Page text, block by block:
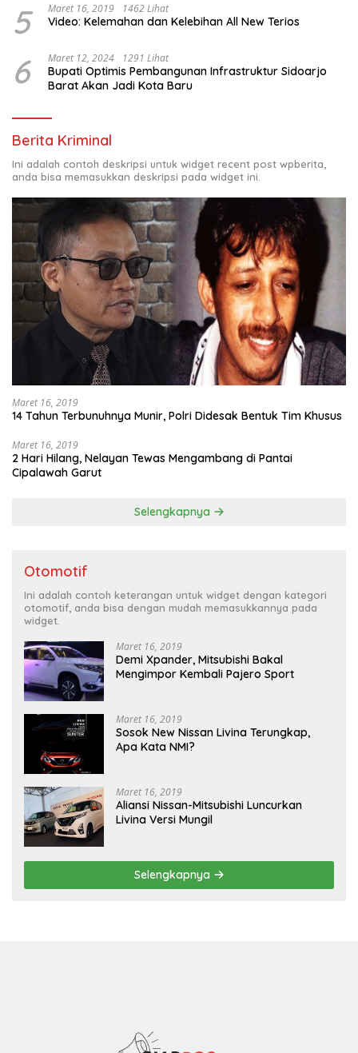
KELUAR KOTA
5 Maret 16, 2019 1462 Lihat
Video: Kelemahan dan Kelebihan All New Terios
6 Maret 12, 2024 1291 Lihat
Bupati Optimis Pembangunan Infrastruktur Sidoarjo
Barat Akan Jadi Kota Baru
Berita Kriminal
Ini adalah contoh deskripsi untuk widget recent post wpberita,
anda bisa memasukkan deskripsi pada widget ini.
Maret 16, 2019
14 Tahun Terbunuhnya Munir, Polri Didesak Bentuk Tim Khusus
Maret 16, 2019
2 Hari Hilang, Nelayan Tewas Mengambang di Pantai
Cipalawah Garut
Selengkapnya
Otomotif
Ini adalah contoh keterangan untuk widget dengan kategori
otomotif, anda bisa dengan mudah memasukkannya pada
widget.
Maret 16, 2019
Demi Xpander, Mitsubishi Bakal
Mengimpor Kembali Pajero Sport
Maret 16, 2019
Sosok New Nissan Livina Terungkap,
Apa Kata NMI?
Maret 16, 2019
Aliansi Nissan-Mitsubishi Luncurkan
Livina Versi Mungil
Selengkapnya